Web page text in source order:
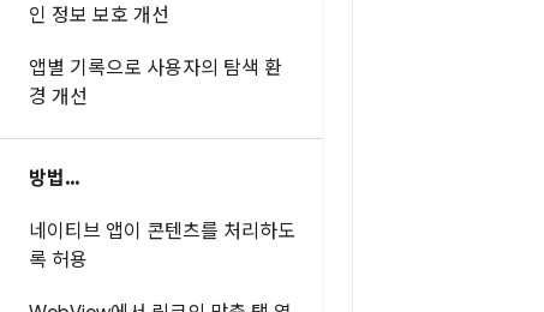
인 정보 보호 개선
앱별 기록으로 사용자의 탐색 환
경 개선
방법...
네이티브 앱이 콘텐츠를 처리하도
록 허용